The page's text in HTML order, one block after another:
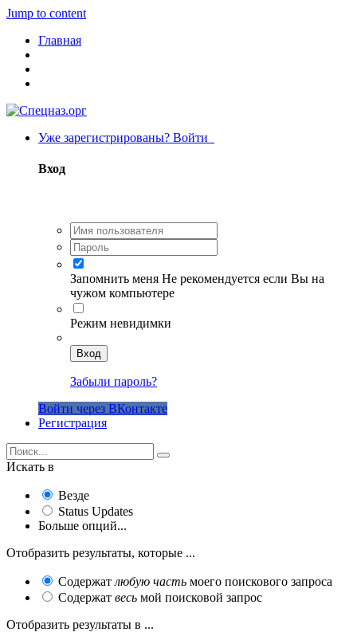
Jump to content
Главная
Уже зарегистрированы? Войти
Вход
Запомнить меня Не рекомендуется если Вы на
чужом компьютере
Режим невидимки
Вход
Забыли пароль?
Войти через ВКонтакте
Регистрация
Искать в
Везде
Status Updates
Больше опций...
Отобразить результаты, которые ...
Содержат любую часть моего поискового запроса
Содержат весь мой поисковой запрос
Отобразить результаты в ...